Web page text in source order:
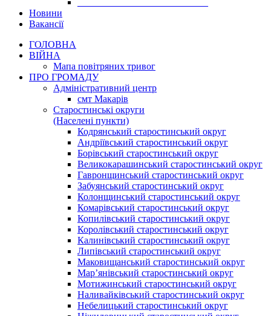
Новини
Вакансії
ГОЛОВНА
ВІЙНА
Мапа повітряних тривог
ПРО ГРОМАДУ
Aдміністративний центр
смт Макарів
Старостинські округи
(Населені пункти)
Кодрянський старостинський округ
Андріївський старостинський округ
Борівський старостинський округ
Великокарашинський старостинський округ
Гавронщинський старостинський округ
Забуянський старостинський округ
Колонщинський старостинський округ
Комарівський старостинський округ
Копилівський старостинський округ
Королівський старостинський округ
Калинівський старостинський округ
Липівський старостинський округ
Маковищанський старостинський округ
Мар’янівський старостинський округ
Мотижинський старостинський округ
Наливайківський старостинський округ
Небелицький старостинський округ